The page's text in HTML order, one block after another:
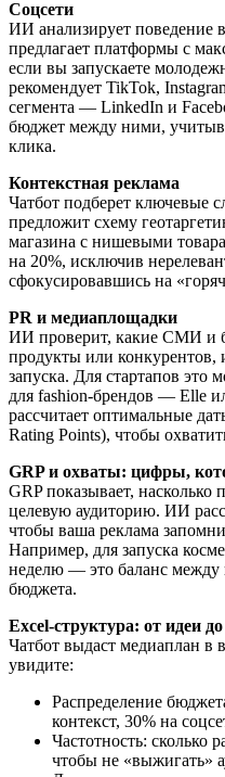
Соцсети
ИИ анализирует поведение
предлагает платформы с
если вы запускаете
рекомендует TikTok,
сегмента — LinkedIn и
бюджет между ними,
клика.
Контекстная реклама
Чатбот подберет ключевые
предложит схему
магазина с нишевыми
на 20%, исключив
сфокусировавшись на
PR и медиаплощадки
ИИ проверит, какие СМИ и
продукты или
запуска. Для стартапов это
для fashion-брендов — Elle
рассчитает оптимальные
Rating Points), чтобы
GRP и охваты: цифры,
GRP показывает, насколько
целевую аудиторию. ИИ
чтобы ваша реклама
Например, для запуска
неделю — это баланс
бюджета.
Excel-структура: от идеи
Чатбот выдаст медиаплан в
увидите:
Распределение
контекст, 30% на
Частотность: сколько
чтобы не «выжигать»